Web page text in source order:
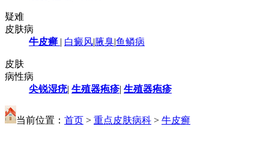
疑难
皮肤病
牛皮癣 | 白癜风|腋臭|鱼鳞病
皮肤
病性病
尖锐湿疣| 生殖器疱疹| 生殖器疱疹
当前位置： 首页 > 重点皮肤病科 > 牛皮癣